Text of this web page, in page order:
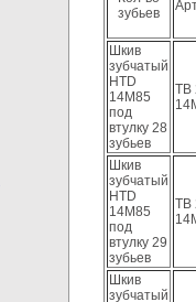
зубьев
Шкив
зубчатый
HTD
14M85
под
втулку 28
зубьев
TB
Шкив
зубчатый
HTD
14M85
под
втулку 29
зубьев
TB
Шкив
зубчатый